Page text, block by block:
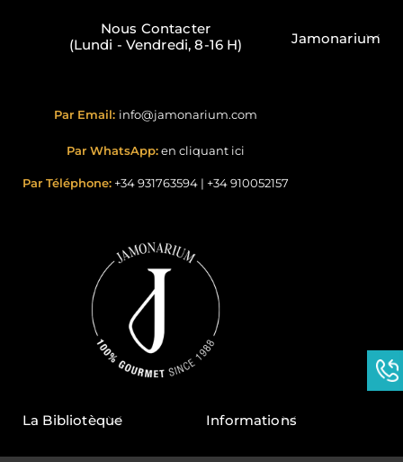
Nous Contacter
(Lundi - Vendredi, 8-16 H)
Par Email: info@jamonarium.com
Par WhatsApp:en cliquant ici
Par Téléphone: +34 931763594 | +34 910052157
Jamonarium
La Bibliotèque Informations